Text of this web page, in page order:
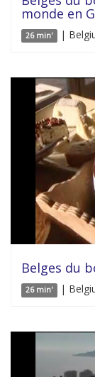
monde en
26 min' |
Belges du
26 min' |